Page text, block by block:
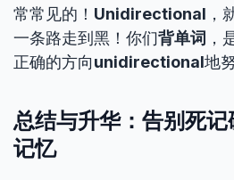
常常见的！ Unidirectional ，
一条路走到黑！你们背单词 ，
正确的方向unidirectional地
总结与升华：告别死
记忆